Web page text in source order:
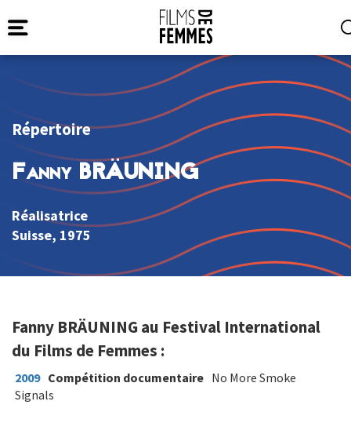
Répertoire
Fanny BRÄUNING
Réalisatrice
Suisse, 1975
Fanny BRÄUNING au Festival International
du Films de Femmes :
2009 Compétition documentaire No More Smoke
Signals